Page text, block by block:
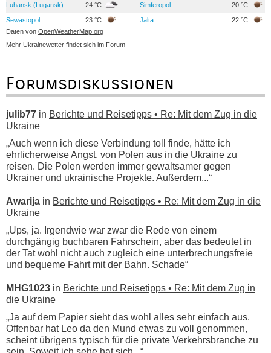
Luhansk (Lugansk) 24 °C Simferopol 20 °C
Sewastopol 23 °C Jalta
22 °C
Daten von OpenWeatherMap.org
Mehr Ukrainewetter findet sich im Forum
Forumsdiskussionen
julib77 in Berichte und Reisetipps • Re: Mit dem Zug in die
Ukraine
„Auch wenn ich diese Verbindung toll finde, hätte ich
ehrlicherweise Angst, von Polen aus in die Ukraine zu
reisen. Die Polen werden immer gewaltsamer gegen
Ukrainer und ukrainische Projekte. Außerdem...“
Awarija in Berichte und Reisetipps • Re: Mit dem Zug in die
Ukraine
„Ups, ja. Irgendwie war zwar die Rede von einem
durchgängig buchbaren Fahrschein, aber das bedeutet in
der Tat wohl nicht auch zugleich eine unterbrechungsfreie
und bequeme Fahrt mit der Bahn. Schade“
MHG1023 in Berichte und Reisetipps • Re: Mit dem Zug in
die Ukraine
„Ja auf dem Papier sieht das wohl alles sehr einfach aus.
Offenbar hat Leo da den Mund etwas zu voll genommen,
scheint übrigens typisch für die private Verkehrsbranche zu